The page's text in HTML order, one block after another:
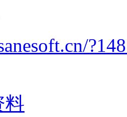
料